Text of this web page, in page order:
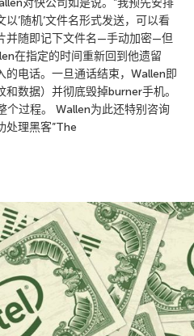
’随机’文件名形式发送，可以看
并随即记下文件名—手动加密—但
在指定的时间重新回到他遗留
电话。一旦通话结束，Wallen即
数据）并彻底毁掉burner手机。
个过程。 Wallen为此还特别咨询
处理黑客”The